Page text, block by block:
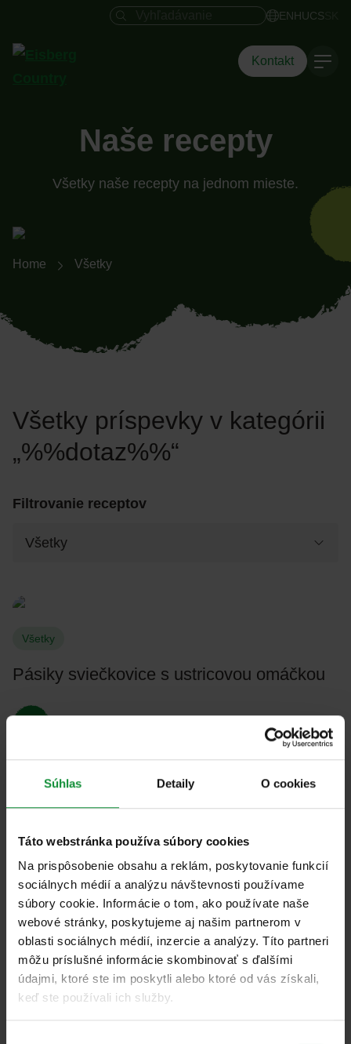
Súhlas Detaily O cookies
Táto webstránka používa súbory cookies
Na prispôsobenie obsahu a reklám, poskytovanie funkcií
sociálnych médií a analýzu návštevnosti používame
súbory cookie. Informácie o tom, ako používate naše
webové stránky, poskytujeme aj našim partnerom v
oblasti sociálnych médií, inzercie a analýzy. Títo partneri
môžu príslušné informácie skombinovať s ďalšími
údajmi, ktoré ste im poskytli alebo ktoré od vás získali,
keď ste používali ich služby.
Vyhľadávacie pole ENHUCS
Kontakt
Naše recepty
Všetky naše recepty na jednom mieste.
Breadcrumb-Navigation
Home Všetky
Všetky príspevky v kategórii
„%%dotaz%%“
Filtrovanie receptov
Všetky
Pásiky sviečkovice s ustricovou omáčkou
Môj šalát s tortillou a sviečkovou